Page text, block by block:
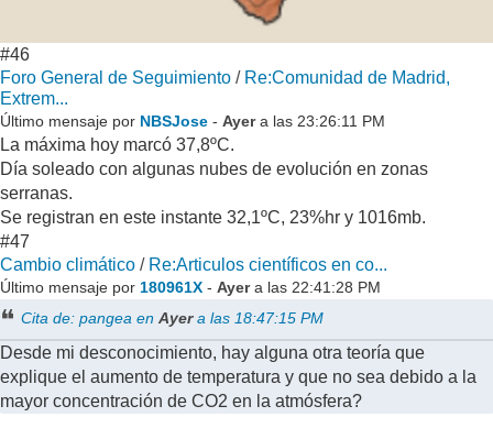
#46
Foro General de Seguimiento / Re:Comunidad de Madrid,
Extrem...
Último mensaje por NBSJose - Ayera las 23:26:11 PM
La máxima hoy marcó 37,8ºC.
Día soleado con algunas nubes de evolución en zonas
serranas.
Se registran en este instante 32,1ºC, 23%hr y 1016mb.
#47
Cambio climático / Re:Articulos científicos en co...
Último mensaje por 180961X - Ayera las 22:41:28 PM
Cita de: pangea enAyera las 18:47:15 PM
Desde mi desconocimiento, hay alguna otra teoría que
explique el aumento de temperatura y que no sea debido a la
mayor concentración de CO2 en la atmósfera?